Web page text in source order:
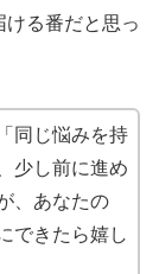
る番だと思っ
同じ悩みを持
少し前に進め
、あなたの
できたら嬉し